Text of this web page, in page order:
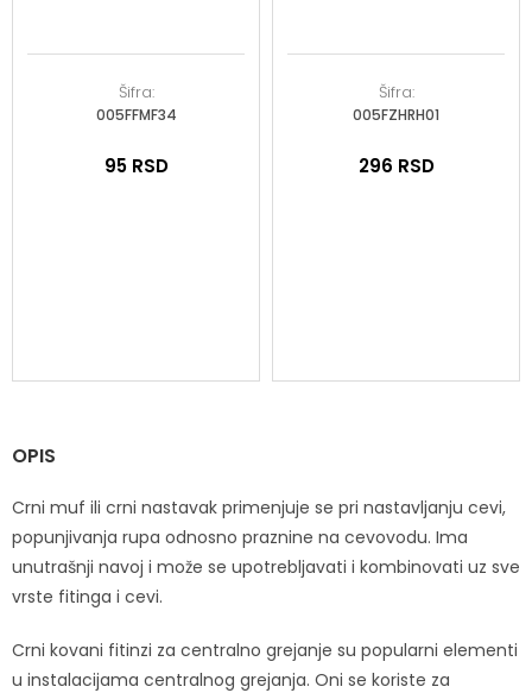
Šifra:
005FFMF34
95 RSD
Šifra:
005FZHRH01
296 RSD
OPIS
Crni muf ili crni nastavak primenjuje se pri nastavljanju cevi,
popunjivanja rupa odnosno praznine na cevovodu. Ima
unutrašnji navoj i može se upotrebljavati i kombinovati uz sve
vrste fitinga i cevi.
Crni kovani fitinzi za centralno grejanje su popularni elementi
u instalacijama centralnog grejanja. Oni se koriste za